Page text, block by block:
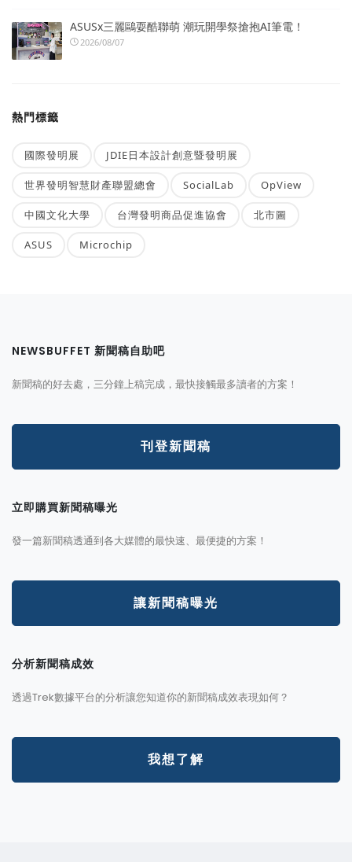
ASUSx三麗鷗耍酷聯萌 潮玩開學祭搶抱AI筆電！
2026/08/07
熱門標籤
國際發明展 JDIE日本設計創意暨發明展
世界發明智慧財產聯盟總會 SocialLab OpView
中國文化大學 台灣發明商品促進協會 北市圖
ASUS Microchip
NEWSBUFFET 新聞稿自助吧
新聞稿的好去處，三分鐘上稿完成，最快接觸最多讀者的方案！
刊登新聞稿
立即購買新聞稿曝光
發一篇新聞稿透通到各大媒體的最快速、最便捷的方案！
讓新聞稿曝光
分析新聞稿成效
透過Trek數據平台的分析讓您知道你的新聞稿成效表現如何？
我想了解